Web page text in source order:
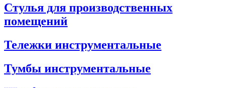
Стулья для производственных
помещений
Тележки инструментальные
Тумбы инструментальные